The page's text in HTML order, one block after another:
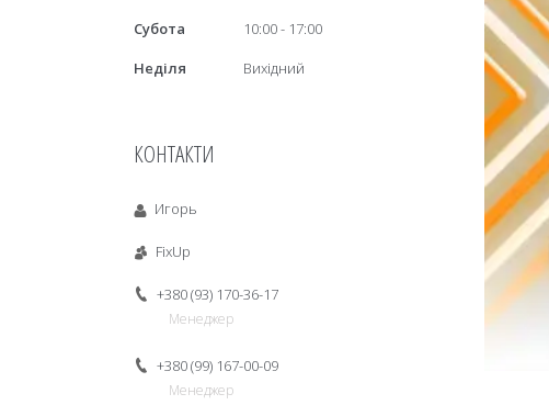
Субота
10:00
17:00
Неділя
Вихідний
КОНТАКТИ
Игорь
FixUp
+380 (93) 170-36-17
Менеджер
+380 (99) 167-00-09
Менеджер